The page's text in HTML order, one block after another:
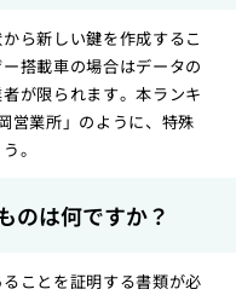
ら新しい鍵を作成するこ
搭載車の場合はデータの
が限られます。本ランキ
営業所」のように、特殊
。
のは何ですか？
ことを証明する書類が必